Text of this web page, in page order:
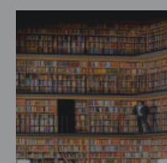
Jeune Public
Événement
Exposition
Visite
Opéra Bastille
Palais Garnier
Philharmonie de Paris
Studio Bastille